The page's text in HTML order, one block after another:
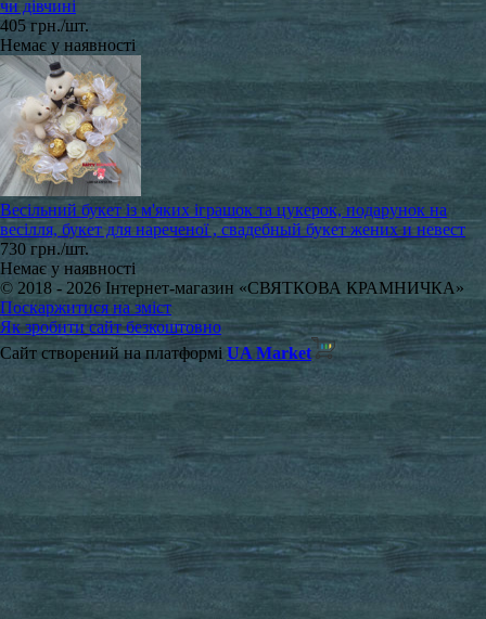
чи дівчині
405 грн./шт.
Немає у наявності
Весільний букет із м'яких іграшок та цукерок, подарунок на
весілля, букет для нареченої , свадебный букет жених и невест
730 грн./шт.
Немає у наявності
© 2018 - 2026 Інтернет-магазин «СВЯТКОВА КРАМНИЧКА»
Поскаржитися на зміст
Як зробити сайт безкоштовно
Сайт створений на платформі UA Market